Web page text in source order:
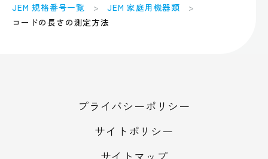
JEM 規格番号一覧
JEM 家庭用機器類
コードの長さの測定方法
プライバシーポリシー
サイトポリシー